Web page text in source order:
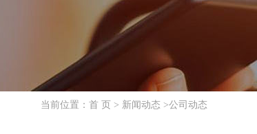
当前位置： 首 页 > 新闻动态 >公司动态